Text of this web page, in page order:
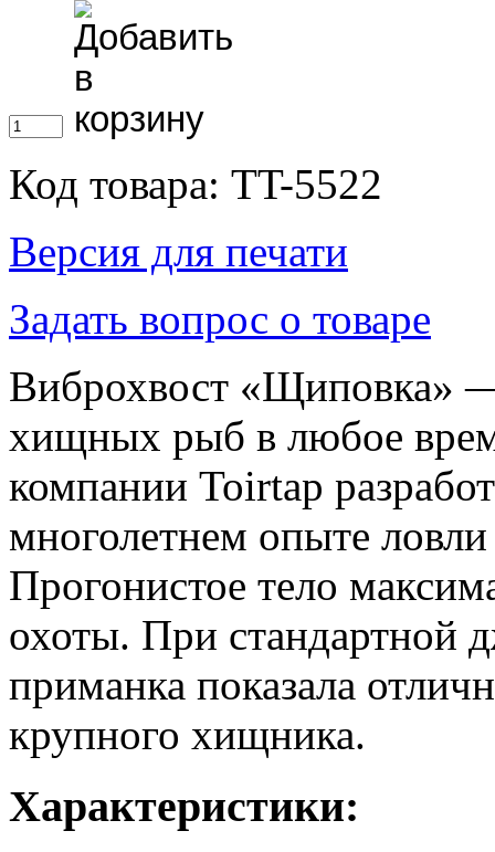
Код товара: TT-5522
Версия для печати
Задать вопрос о товаре
Виброхвост «Щиповка»
хищных рыб в любое
компании Toirtap
многолетнем опыте
Прогонистое тело
охоты. При стандартной
приманка показала
крупного хищника.
Характеристики: